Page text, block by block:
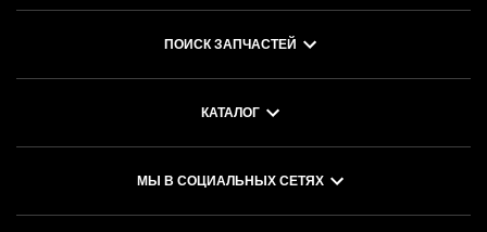
ПОИСК ЗАПЧАСТЕЙ
КАТАЛОГ
МЫ В СОЦИАЛЬНЫХ СЕТЯХ